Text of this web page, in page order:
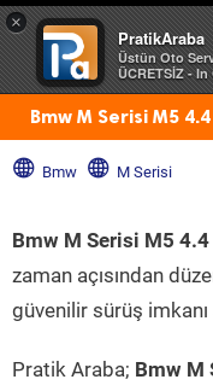
×
PratikAraba
Üstün Oto
ÜCRETSİZ -
Bmw M Serisi M5
Bmw M Serisi
Bmw M Serisi M5 4.4
zaman açısından
güvenilir sürüş imkanı
Pratik Araba; Bmw M